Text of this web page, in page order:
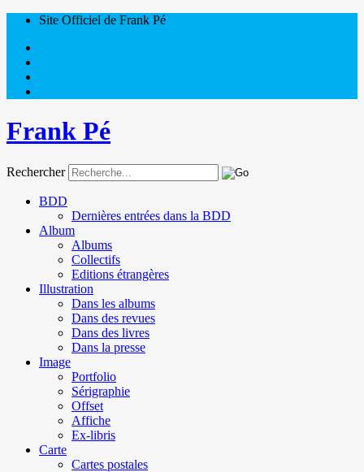
Site Officiel de Frank Pé
Frank Pé
Rechercher
BDD
Dernières entrées dans la BDD
Album
Albums
Collectifs
Editions étrangères
Illustration
Dans les albums
Dans des revues
Dans des livres
Dans la presse
Image
Portfolio
Sérigraphie
Offset
Affiche
Ex-libris
Carte
Cartes postales